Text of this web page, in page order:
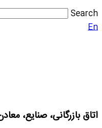
Search
En
اتاق بازرگانی، صنایع،